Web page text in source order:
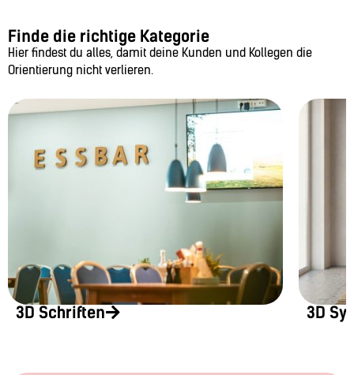
Finde die richtige Kategorie
Hier findest du alles, damit deine Kunden und Kollegen die
Orientierung nicht verlieren.
3D Schriften 3D